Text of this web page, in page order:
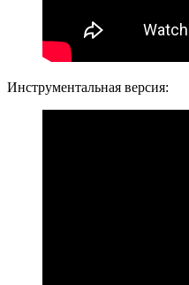
Инструментальная версия: